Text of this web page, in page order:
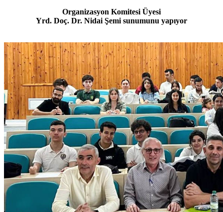
Organizasyon Komitesi Üyesi
Yrd. Doç. Dr. Nidai Şemi sunumunu yapıyor